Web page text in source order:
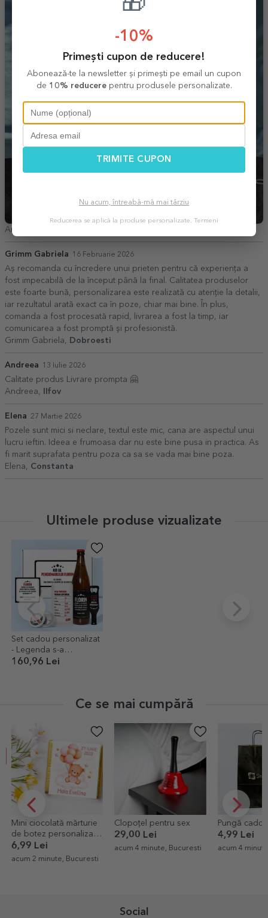
Ana Maria,
Grimm Gabriela 16 Februarie 2026
Aș recomanda cu încredere unui prieten pentru că experiența a
fost impecabilă de la început până la final. Calitatea produselor
este foarte bună, personalizarea este realizată cu atenție la detalii,
iar rezultatul arată exact ca în poze, chiar mai bine. În plus,
comanda a fost procesată rapid, livrarea a fost la timp, iar
comunicarea a fost promptă și profesionistă.
Grimm Gabriela,
Dobroesti
Andreea 13 Iulie 2026
Calitate produs Livrare prompta 🤗
Andreea,
Ilfov
Elena 27 Martie 2026
Pozele sunt mici si neclare, textul este mic, cana are aspectul unui
lucru ieftin. Ideea e frumoasa dar nu este bine pusa in practica. As
fi marit suprafata pentru poza ca sa se vada mai bine poza.
Elena, Constanta
Ultimele produse vizualizate
Set cadou personalizat
- Legenda s-a
pensionat
160,96 Lei
Ce se mai cumpără
Clopoțel pentru sex
29,00 Lei
acum 4 minute, Bucuresti
Pungă cadou StarGift
4,99 Lei
acum 4 minute, Bucuresti
Pernă
text - Cum e
59,00 Lei
Social
-10%
Primești cupon de reducere!
Abonează-te la newsletter și primești pe email un cupon
de 10% reducerepentru produsele personalizate.
TRIMITE CUPON
Nu acum, întreabă-mă mai târziu
Reducerea se aplică la produse personalizate. Termeni